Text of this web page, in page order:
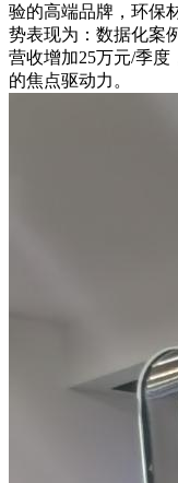
验的高端品牌，环保
势表现为：数据化案
营收增加25万元/季
的焦点驱动力。